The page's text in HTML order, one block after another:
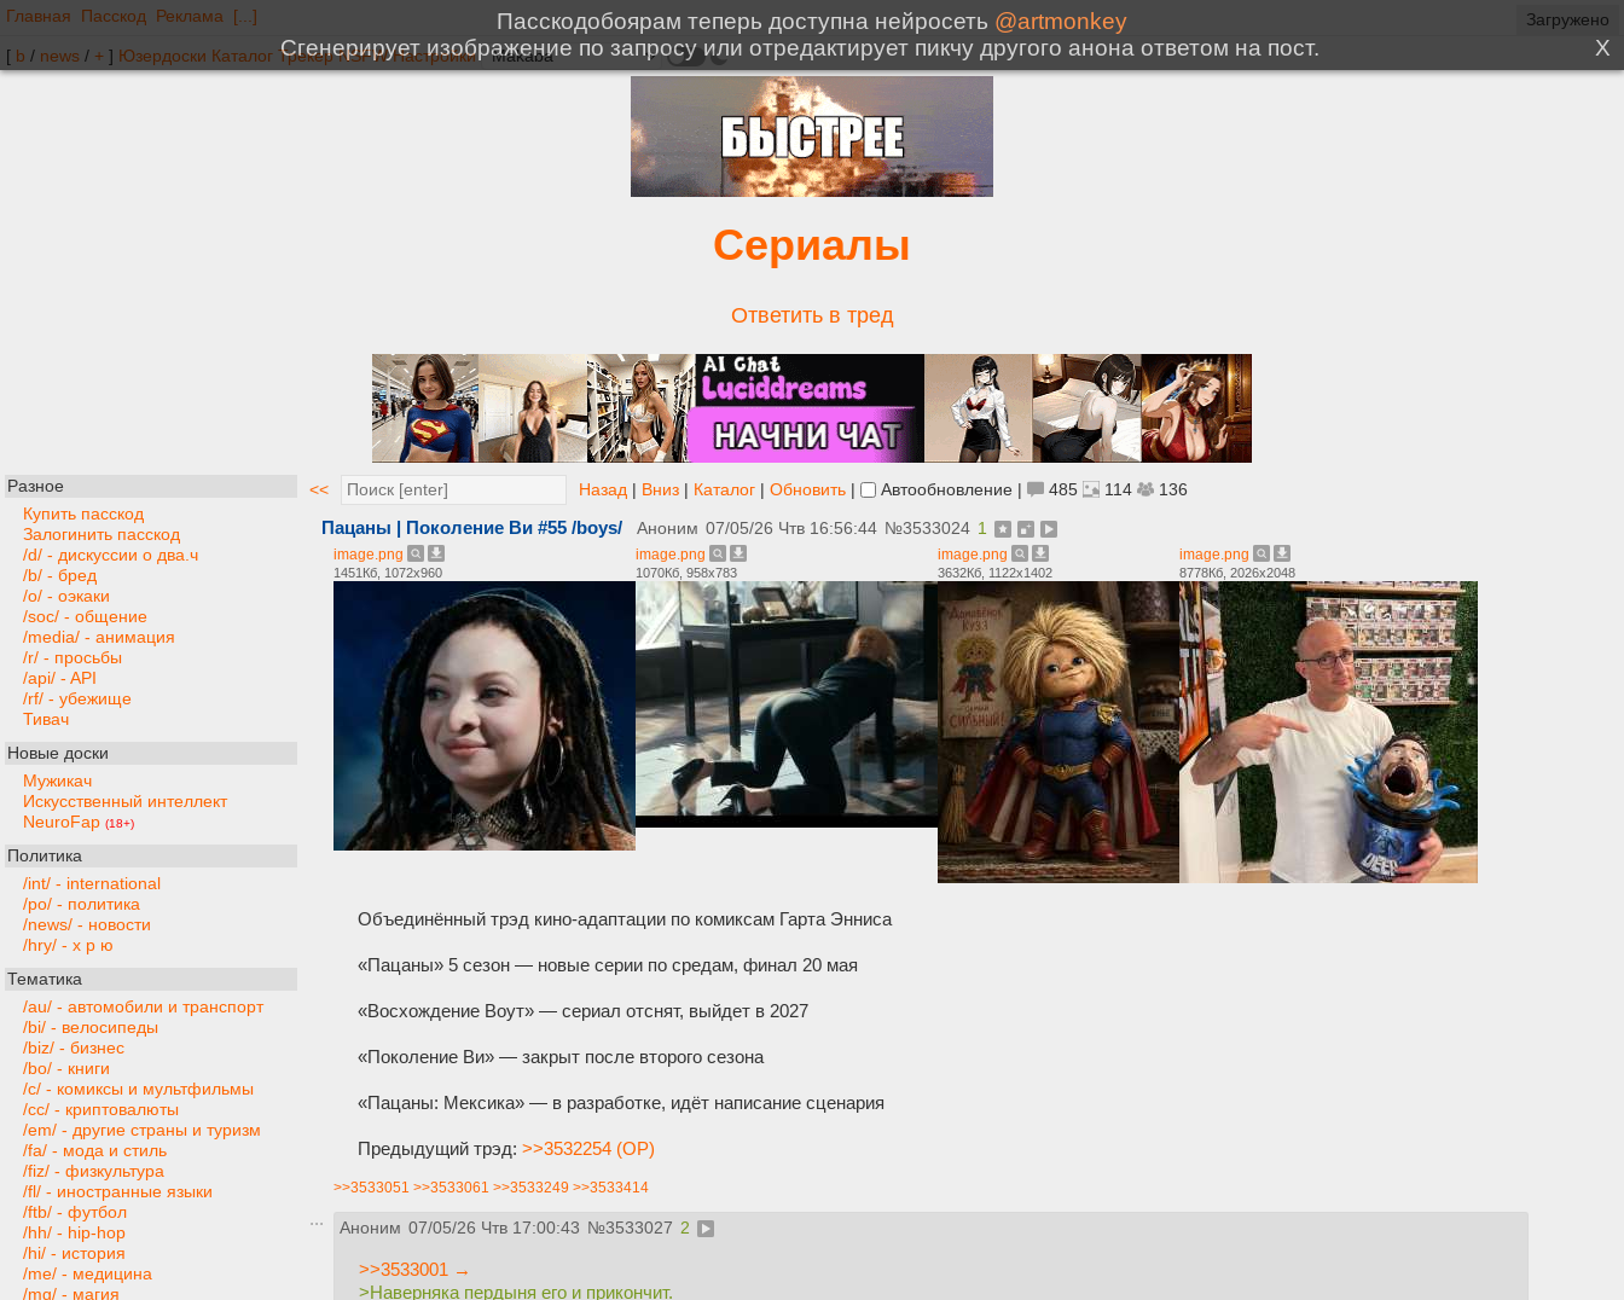
Главная Пасскод Реклама [...]
[ b / news / + ] Юзердоски Каталог Трекер NSFW Настройки
Сериалы
Ответить в тред
Разное
Купить пасскод
Залогинить пасскод
/d/ - дискуссии о два.ч
/b/ - бред
/o/ - оэкаки
/soc/ - общение
/media/ - анимация
/r/ - просьбы
/api/ - API
/rf/ - убежище
Тивач
Новые доски
Мужикач
Искусственный интеллект
NeuroFap (18+)
Политика
/int/ - international
/po/ - политика
/news/ - новости
/hry/ - х р ю
Тематика
/au/ - автомобили и транспорт
/bi/ - велосипеды
/biz/ - бизнес
/bo/ - книги
/c/ - комиксы и мультфильмы
/cc/ - криптовалюты
/em/ - другие страны и туризм
/fa/ - мода и стиль
/fiz/ - физкультура
/fl/ - иностранные языки
/ftb/ - футбол
/hh/ - hip-hop
/hi/ - история
/me/ - медицина
/mg/ - магия
<< Назад | Вниз | Каталог | Обновить | Автообновление | 485 114 136
Пацаны | Поколение Ви #55 /boys/ Аноним 07/05/26 Чтв 16:56:44 №3533024 1
image.png
1451Кб, 1072x960
image.png
1070Кб, 958x783
image.png
3632Кб, 1122x1402
image.png
8778Кб, 2026x2048
Объединённый трэд кино-адаптации по комиксам Гарта Энниса
«Пацаны» 5 сезон — новые серии по средам, финал 20 мая
«Восхождение Воут» — сериал отснят, выйдет в 2027
«Поколение Ви» — закрыт после второго сезона
«Пацаны: Мексика» — в разработке, идёт написание сценария
Предыдущий трэд: >>3532254 (OP)
>>3533051 >>3533061 >>3533249 >>3533414
Аноним 07/05/26 Чтв 17:00:43 №3533027 2
>>3533001 →
>Наверняка пердыня его и прикончит.